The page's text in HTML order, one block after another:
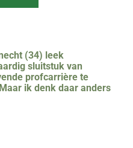
(34) leek
sluitstuk van
profcarrière te
ik denk daar anders